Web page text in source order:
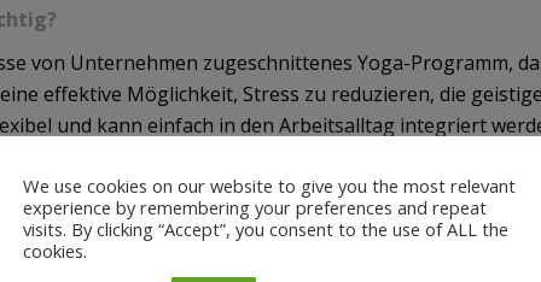
von Unternehmen zugeschnittenes Yoga-Programm,
effektive Möglichkeit, Stress zu reduzieren, die
und kann einfach in den Arbeitsalltag integriert
hilft dir und deinem Team, den alltäglichen Stress
We use cookies on our website to give you the most relevant
experience by remembering your preferences and repeat
visits. By clicking “Accept”, you consent to the use of ALL the
cookies.